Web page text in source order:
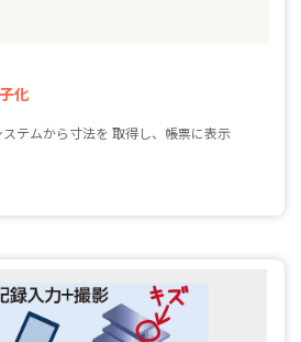
化
テムから寸法を 取得し、帳票に表示